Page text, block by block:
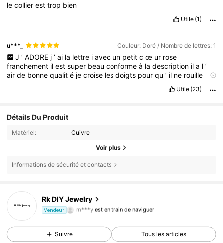
lecollieresttrop bien
Utile (1)
u***_ Couleur: Doré / Nombre de lettres: 1
J ’ ADORE j ’ ai la lettre i avec un petit c œ ur rose
franchement ilestsuper beauconformeà ladescription ila l’
airde bonnequalité jecroise lesdoigts pourqu’ il ne rouille
Utile (23)
Détails Du Produit
Matériel: Cuivre
Voir plus
Informations de sécurité et contacts
Rk DIY Jewelry
Vendeur
4,80
4.7K Suiveurs
m***y est en train de naviguer
4.7K Suiveurs
Suivre Tous les articles